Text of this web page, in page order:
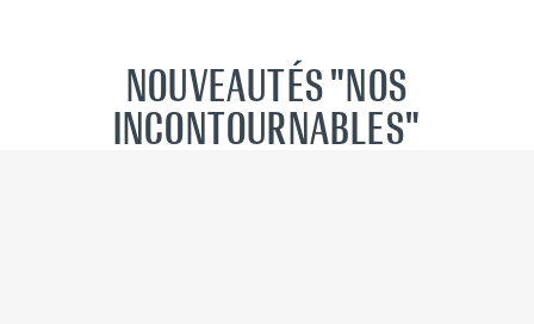
NOUVEAUTÉS "NOS
INCONTOURNABLES"